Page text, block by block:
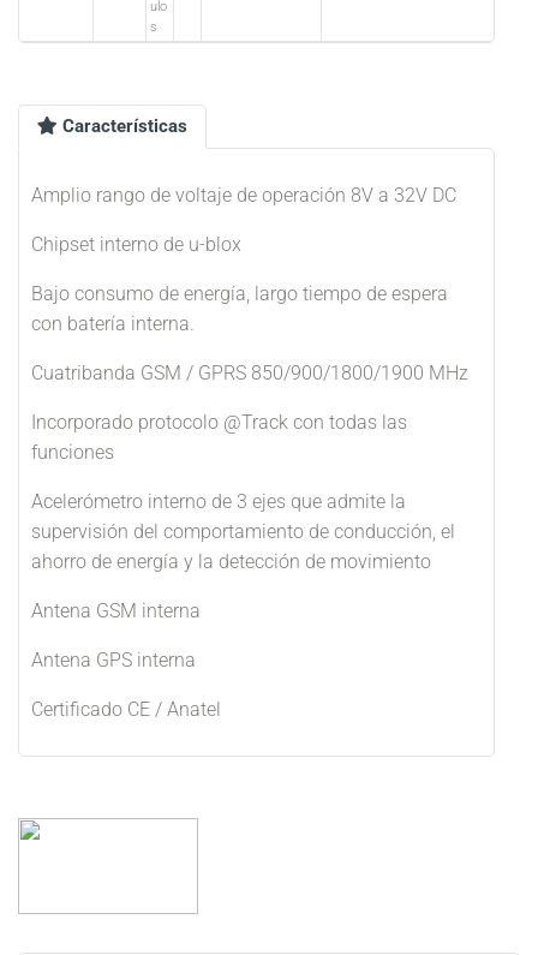
ulo
s
Características
Amplio rango de voltaje de operación 8V a 32V DC
Chipset interno de u-blox
Bajo consumo de energía, largo tiempo de espera
con batería interna.
Cuatribanda GSM / GPRS 850/900/1800/1900 MHz
Incorporado protocolo @Track con todas las
funciones
Acelerómetro interno de 3 ejes que admite la
supervisión del comportamiento de conducción, el
ahorro de energía y la detección de movimiento
Antena GSM interna
Antena GPS interna
Certificado CE / Anatel